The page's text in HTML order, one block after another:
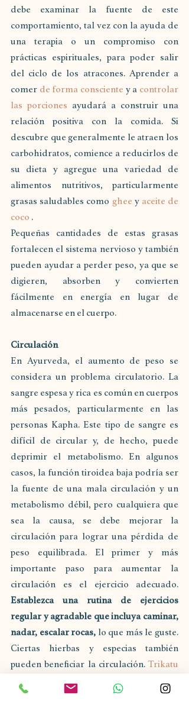
debe examinar la fuente de este
comportamiento, tal vez con la ayuda de
una terapia o un compromiso con
prácticas espirituales, para poder salir
del ciclo de los atracones. Aprender a
comer de forma consciente y a controlar
las porciones ayudará a construir una
relación positiva con la comida. Si
descubre que generalmente le atraen los
carbohidratos, comience a reducirlos de
su dieta y agregue una variedad de
alimentos nutritivos, particularmente
grasas saludables como ghee y aceite de
coco .
Pequeñas cantidades de estas grasas
fortalecen el sistema nervioso y también
pueden ayudar a perder peso, ya que se
digieren, absorben y convierten
fácilmente en energía en lugar de
almacenarse en el cuerpo.
Circulación
En Ayurveda, el aumento de peso se
considera un problema circulatorio. La
sangre espesa y rica es común en cuerpos
más pesados, particularmente en las
personas Kapha. Este tipo de sangre es
difícil de circular y, de hecho, puede
deprimir el metabolismo. En algunos
casos, la función tiroidea baja podría ser
la fuente de una mala circulación y un
metabolismo débil, pero cualquiera que
sea la causa, se debe mejorar la
circulación para lograr una pérdida de
peso equilibrada. El primer y más
importante paso para aumentar la
Establezca una rutina de ejercicios
regular y agradable que incluya caminar,
nadar, escalar rocas, lo que más le guste.
Ciertas hierbas y especias también
pueden beneficiar la circulación. Trikatu
que estimulan la función cardíaca y